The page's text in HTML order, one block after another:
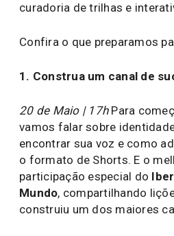
curadoria de trilhas e
Confira o que preparamos
1. Construa um canal de
20 de Maio | 17hPara
vamos falar sobre
encontrar sua voz e como
o formato de Shorts. E o
participação especial do
Mundo, compartilhando
construiu um dos maiores